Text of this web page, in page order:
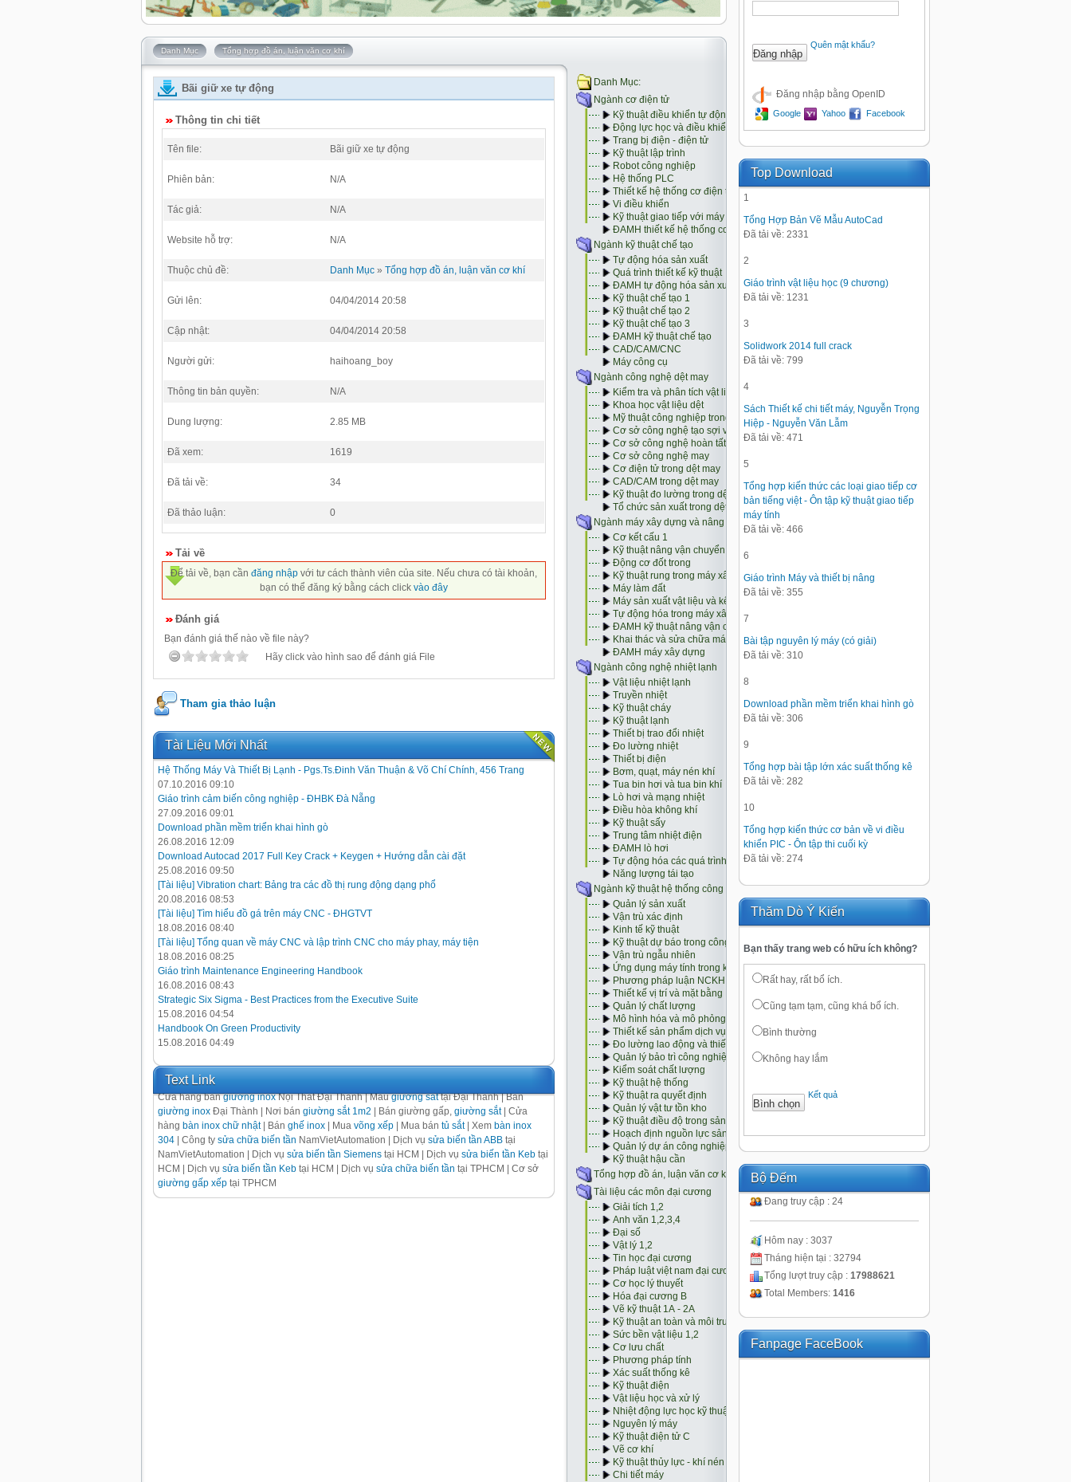
Danh Mục Tổng hợp đồ án, luận văn cơ khí
Bãi giữ xe tự động
Thông tin chi tiết
Tên file: Bãi giữ xe tự động
Phiên bản: N/A
Tác giả: N/A
Website hỗ trợ: N/A
Thuộc chủ đề: Danh Mục» Tổng hợp đồ án, luận văn cơ khí
Gửi lên: 04/04/2014 20:58
Cập nhật: 04/04/2014 20:58
Người gửi: haihoang_boy
Thông tin bản quyền: N/A
Dung lượng: 2.85 MB
Đã xem: 1619
Đã tải về: 34
Đã thảo luận: 0
Tải về
Để tải về, bạn cần đăng nhập với tư cách thành viên của site. Nếu chưa có tài khoản,
bạn có thể đăng ký bằng cách click vào đây
Đánh giá
Bạn đánh giá thế nào về file này?
Hãy click vào hình sao để đánh giá File
Tham gia thảo luận
Tài Liệu Mới Nhất
Hệ Thống Máy Và Thiết Bị Lạnh - Pgs.Ts.Đinh Văn Thuận & Võ Chí Chính, 456 Trang
07.10.2016 09:10
Giáo trình cảm biến công nghiệp - ĐHBK Đà Nẵng
27.09.2016 09:01
Download phần mềm triển khai hình gò
26.08.2016 12:09
Download Autocad 2017 Full Key Crack + Keygen + Hướng dẫn cài đặt
25.08.2016 09:50
[Tài liệu] Vibration chart: Bảng tra các đồ thị rung động dạng phổ
20.08.2016 08:53
[Tài liệu] Tìm hiểu đồ gá trên máy CNC - ĐHGTVT
18.08.2016 08:40
[Tài liệu] Tổng quan về máy CNC và lập trình CNC cho máy phay, máy tiện
18.08.2016 08:25
Giáo trình Maintenance Engineering Handbook
16.08.2016 08:43
Strategic Six Sigma - Best Practices from the Executive Suite
15.08.2016 04:54
Handbook On Green Productivity
15.08.2016 04:49
Text Link
Cửa hàng bángiường inoxNội Thất Đại Thành | Mẫugiường sắttại Đại Thành | Bán
giường inox Đại Thành | Nơi bán giường sắt 1m2 | Bán giường gấp, giường sắt| Cửa
hàng bàn inox chữ nhật| Bán ghế inox | Mua võng xếp | Mua bán tủ sắt| Xem bàn inox
304 | Công ty sửa chữa biến tần NamVietAutomation | Dịch vụ sửa biến tần ABB tại
NamVietAutomation | Dịch vụ sửa biến tần Siemens tại HCM | Dịch vụ sửa biến tần Keb tại
HCM | Dịch vụ sửa biến tần Keb tại HCM | Dịch vụ sửa chữa biến tần tại TPHCM | Cơ sở
giường gấp xếp tại TPHCM
Quên mật khẩu?
Đăng nhập bằng OpenID
Google Yahoo Facebook
Top Download
1
Tổng Hợp Bản Vẽ Mẫu AutoCad
Đã tải về: 2331
2
Giáo trình vật liệu học (9 chương)
Đã tải về: 1231
3
Solidwork 2014 full crack
Đã tải về: 799
4
Sách Thiết kế chi tiết máy, Nguyễn Trọng
Hiệp - Nguyễn Văn Lẫm
Đã tải về: 471
5
Tổng hợp kiến thức các loại giao tiếp cơ
bản tiếng việt - Ôn tập kỹ thuật giao tiếp
máy tính
Đã tải về: 466
6
Giáo trình Máy và thiết bị nâng
Đã tải về: 355
7
Bài tập nguyên lý máy (có giải)
Đã tải về: 310
8
Download phần mềm triển khai hình gò
Đã tải về: 306
9
Tổng hợp bài tập lớn xác suất thống kê
Đã tải về: 282
10
Tổng hợp kiến thức cơ bản về vi điều
khiển PIC - Ôn tập thi cuối kỳ
Đã tải về: 274
Thăm Dò Ý Kiến
Bạn thấy trang web có hữu ích không?
Rất hay, rất bổ ích.
Cũng tạm tạm, cũng khá bổ ích.
Bình thường
Không hay lắm
Kết quả
Bộ Đếm
Đang truy cập : 24
Hôm nay : 3037
Tháng hiện tại : 32794
Tổng lượt truy cập : 17988621
Total Members: 1416
Fanpage FaceBook